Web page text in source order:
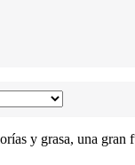
y grasa, una gran